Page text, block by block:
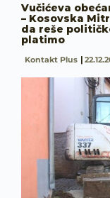
Vučićeva
– Kosovska
da reše
platimo
Kontakt Plus